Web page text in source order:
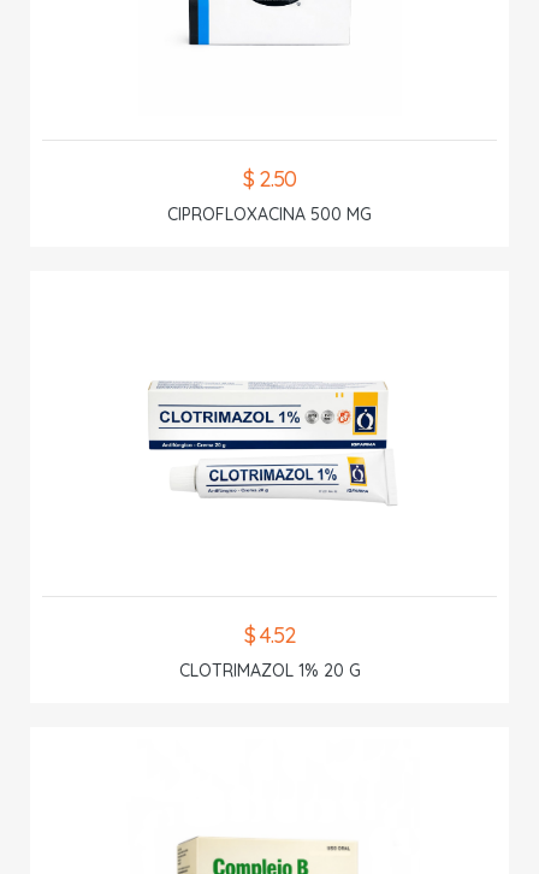
$ 2.50
CIPROFLOXACINA 500 MG
$ 4.52
CLOTRIMAZOL 1% 20 G